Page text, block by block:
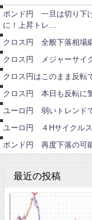
ポンド円 一旦は切り下
に！上昇トレ…
クロス円 全般下落相場
クロス円 メジャーサイ
クロス円はこのまま反転
クロス円 本日も反転に
ユーロ円 弱いトレンド
ユーロ円 ４Hサイクル
ポンド円 再度下落の可
最近の投稿